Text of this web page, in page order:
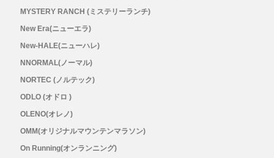
THE NORTH FACE(ノースフェイス)
TETON BROS(ティートンブロス)
TYMER(タイマー)
MYSTERY RANCH (ミステリーランチ)
New Era(ニューエラ)
New-HALE(ニューハレ)
NNORMAL(ノーマル)
NORTEC (ノルテック)
ODLO (オドロ )
OLENO(オレノ)
OMM(オリジナルマウンテンマラソン)
On Running(オンランニング)